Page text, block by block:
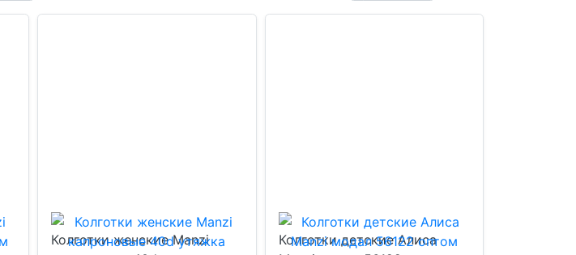
Колготки женские Manzi
Колготки детские Алиса